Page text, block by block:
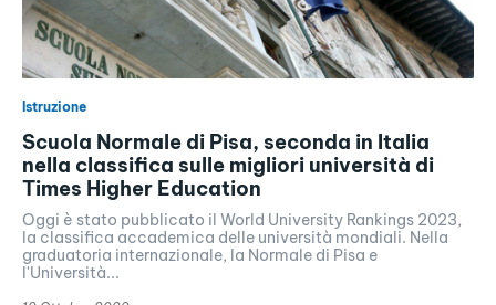
Istruzione
Scuola Normale di Pisa, seconda in Italia
nella classifica sulle migliori università di
Times Higher Education
Oggi è stato pubblicato il World University Rankings 2023,
la classifica accademica delle università mondiali. Nella
graduatoria internazionale, la Normale di Pisa e
l'Università...